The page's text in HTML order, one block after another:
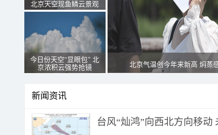
北京天空现鱼鳞云景观
今日份天空“显眼包” 北
京浓积云强势抢镜
北京气温创今年来新高 焖蒸
新闻资讯
台风“灿鸿”向西北方向移动